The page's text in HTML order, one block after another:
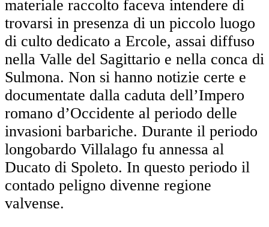
materiale raccolto faceva intendere di
trovarsi in presenza di un piccolo luogo
di culto dedicato a Ercole, assai diffuso
nella Valle del Sagittario e nella conca di
Sulmona. Non si hanno notizie certe e
documentate dalla caduta dell’Impero
romano d’Occidente al periodo delle
invasioni barbariche. Durante il periodo
longobardo Villalago fu annessa al
Ducato di Spoleto. In questo periodo il
contado peligno divenne regione
valvense.